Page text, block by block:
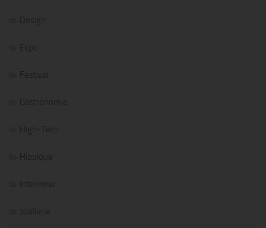
Design
Expo
Festival
Gastronomie
High-Tech
Hippique
Interview
Joaillerie